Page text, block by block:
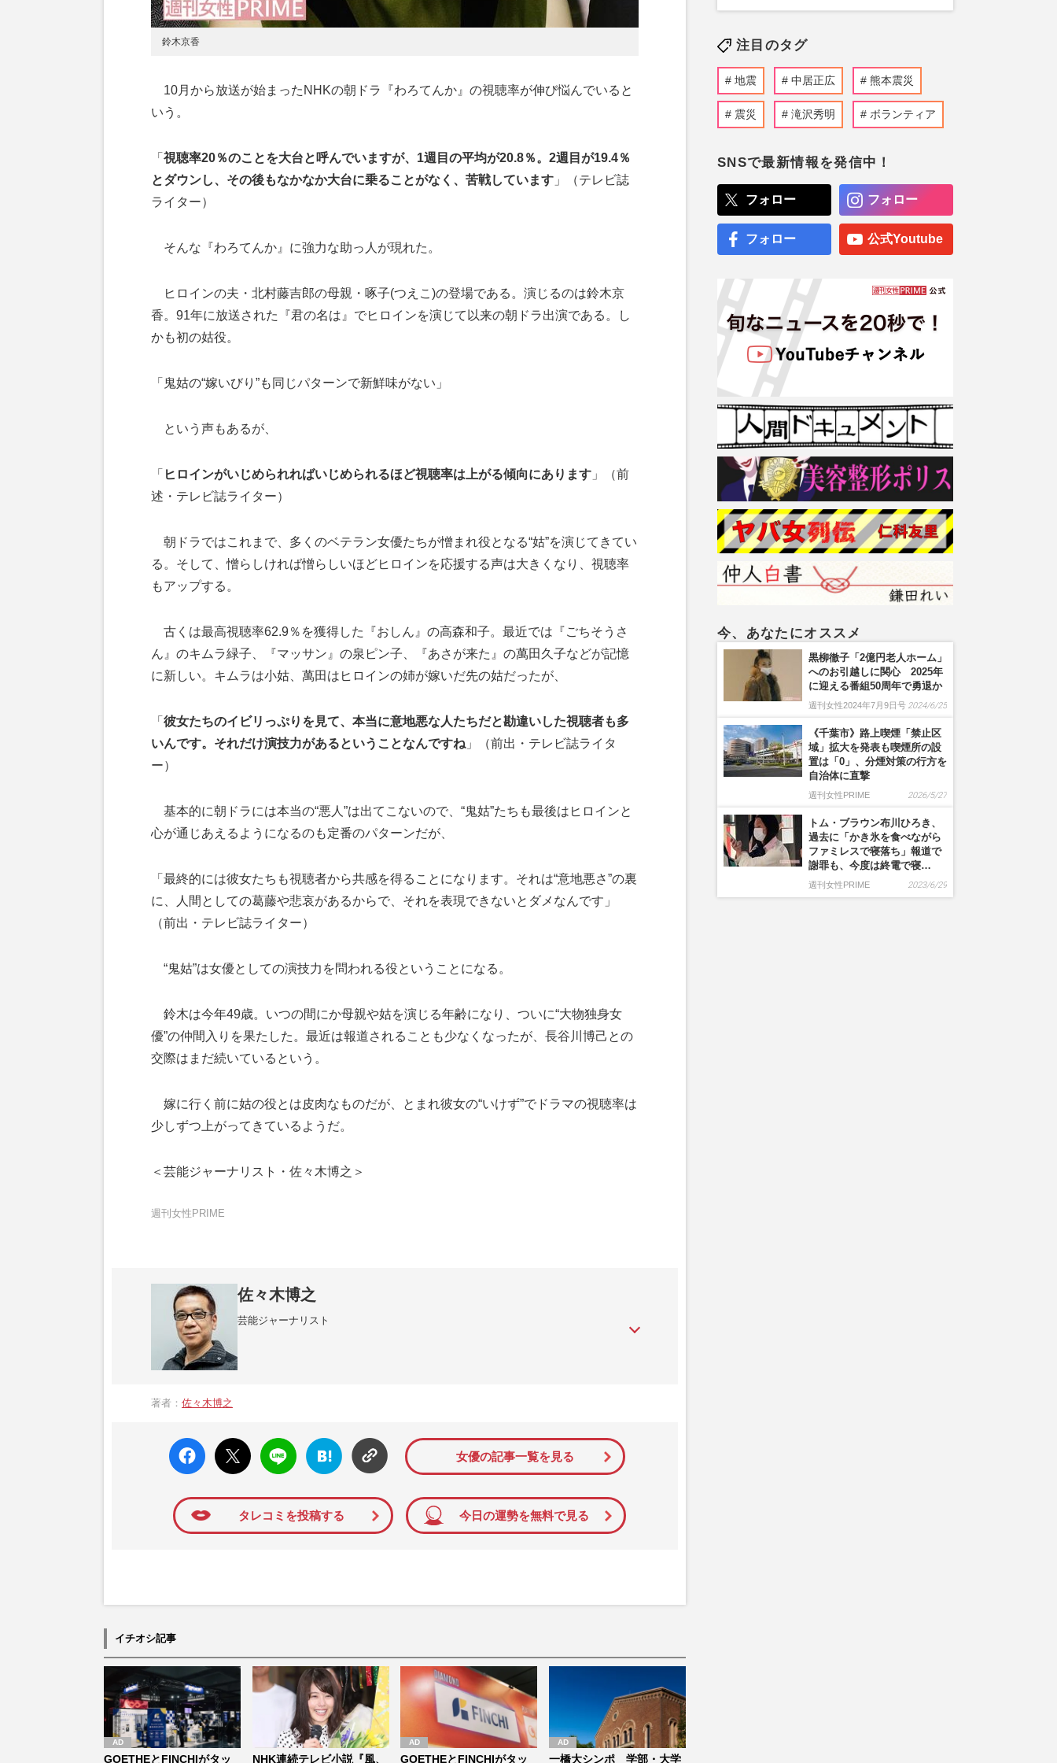
鈴木京香
10月から放送が始まったNHKの朝ドラ『わろてんか』の視聴率が伸び悩んでいると
いう。
「 視聴率20％のことを大台と呼んでいますが、1週目の平均が20.8％。2週目が19.4％
とダウンし、その後もなかなか大台に乗ることがなく、苦戦しています 」（テレビ誌
ライター）
そんな『わろてんか』に強力な助っ人が現れた。
ヒロインの夫・北村藤吉郎の母親・啄子(つえこ)の登場である。演じるのは鈴木京
香。91年に放送された『君の名は』でヒロインを演じて以来の朝ドラ出演である。し
かも初の姑役。
「鬼姑の“嫁いびり”も同じパターンで新鮮味がない」
という声もあるが、
「 ヒロインがいじめられればいじめられるほど視聴率は上がる傾向にあります 」（前
述・テレビ誌ライター）
朝ドラではこれまで、多くのベテラン女優たちが憎まれ役となる“姑”を演じてきてい
る。そして、憎らしければ憎らしいほどヒロインを応援する声は大きくなり、視聴率
もアップする。
古くは最高視聴率62.9％を獲得した『おしん』の高森和子。最近では『ごちそうさ
ん』のキムラ緑子、『マッサン』の泉ピン子、『あさが来た』の萬田久子などが記憶
に新しい。キムラは小姑、萬田はヒロインの姉が嫁いだ先の姑だったが、
「 彼女たちのイビリっぷりを見て、本当に意地悪な人たちだと勘違いした視聴者も多
いんです。それだけ演技力があるということなんですね 」（前出・テレビ誌ライタ
ー）
基本的に朝ドラには本当の“悪人”は出てこないので、“鬼姑”たちも最後はヒロインと
心が通じあえるようになるのも定番のパターンだが、
「最終的には彼女たちも視聴者から共感を得ることになります。それは“意地悪さ”の裏
に、人間としての葛藤や悲哀があるからで、それを表現できないとダメなんです」
（前出・テレビ誌ライター）
“鬼姑”は女優としての演技力を問われる役ということになる。
鈴木は今年49歳。いつの間にか母親や姑を演じる年齢になり、ついに“大物独身女
優”の仲間入りを果たした。最近は報道されることも少なくなったが、長谷川博己との
交際はまだ続いているという。
嫁に行く前に姑の役とは皮肉なものだが、とまれ彼女の“いけず”でドラマの視聴率は
少しずつ上がってきているようだ。
＜芸能ジャーナリスト・佐々木博之＞
週刊女性PRIME
佐々木博之
芸能ジャーナリスト
著者： 佐々木博之
faceboo
k いい
ね
X ポス
ト
LINE
はてな
ブック
マーク
女優の記事一覧を見る
タレコミを投稿する 今日の運勢を無料で見る
イチオシ記事
GOETHEとFINCHIがタッ NHK連続テレビ小説『風、 GOETHEとFINCHIがタッ 一橋大シンポ 学部・大学
注目のタグ
地震 中居正広 熊本震災
震災 滝沢秀明 ボランティア
SNSで最新情報を発信中！
フォロー フォロー
フォロー 公式Youtube
今、あなたにオススメ
黒柳徹子「2億円老人ホーム」
へのお引越しに関心 2025年
に迎える番組50周年で勇退か
週刊女性2024年7月9日号 2024/6/25
《千葉市》路上喫煙「禁止区
域」拡大を発表も喫煙所の設
置は「0」、分煙対策の行方を
自治体に直撃
週刊女性PRIME 2026/5/27
トム・ブラウン布川ひろき、
過去に「かき氷を食べながら
ファミレスで寝落ち」報道で
謝罪も、今度は終電で寝…
週刊女性PRIME 2023/6/29